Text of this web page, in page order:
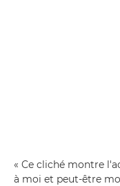
« Ce cliché montre
à moi et peut-être